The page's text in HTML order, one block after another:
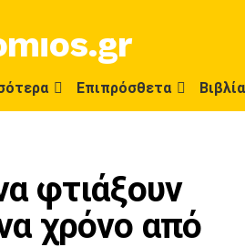
Επιπρόσθετα
φτιάξουν
χρόνο από